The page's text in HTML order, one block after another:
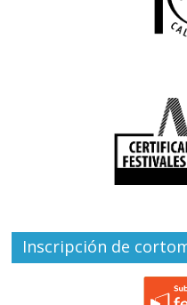
Inscripción de